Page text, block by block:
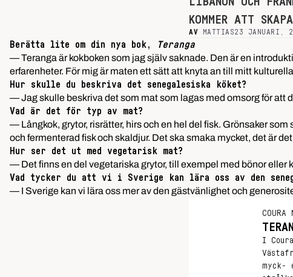
KOMMER ATT
AV MATTIAS23 JANUARI,
Berätta lite om din nya bok, Teranga
— Teranga är kokboken som jag själv saknade. Den är en
erfarenheter. För mig är maten ett sätt att knyta an till mitt
Hur skulle du beskriva det senegalesiska köket?
— Jag skulle beskriva det som mat som lagas med omsorg för att
Vad är det för typ av mat?
— Långkok, grytor, risrätter, hirs och en hel del fisk. Grönsaker
och fermenterad fisk och skaldjur. Det ska smaka mycket, det är
Hur ser det ut med vegetarisk mat?
— Det finns en del vegetariska grytor, till exempel med bönor
Vad tycker du att vi i Sverige kan lära oss av den
— I Sverige kan vi lära oss mer av den gästvänlighet och
COURA
I
myck-